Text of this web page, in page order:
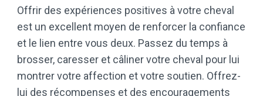
Offrir des expériences positives à votre cheval
est un excellent moyen de renforcer la confiance
et le lien entre vous deux. Passez du temps à
brosser, caresser et câliner votre cheval pour lui
montrer votre affection et votre soutien. Offrez-
lui des récompenses et des encouragements